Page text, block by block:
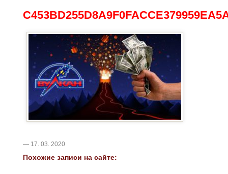
— 17. 03. 2020
Похожие записи на сайте: